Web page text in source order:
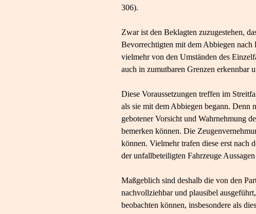
306).
Zwar ist den Beklagten zuzugestehen,
Bevorrechtigten mit dem Abbiegen
vielmehr von den Umständen des
auch in zumutbaren Grenzen erkennbar
Diese Voraussetzungen treffen im
als sie mit dem Abbiegen begann. Denn
gebotener Vorsicht und Wahrnehmung
bemerken können. Die
können. Vielmehr trafen diese erst
der unfallbeteiligten Fahrzeuge
Maßgeblich sind deshalb die von den
nachvollziehbar und plausibel
beobachten können, insbesondere als